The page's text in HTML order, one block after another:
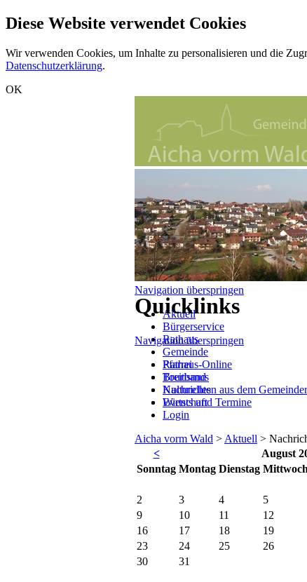
Diese Website verwendet Cookies
Wir verwenden Cookies, um Inhalte zu personalisieren und die
Datenschutzerklärung.
OK
Navigation überspringen
Aktuell
Bürgerservice
Rathaus
Gemeinde
Pfarrei
Tourismus
Kulturelles
Wirtschaft
Aicha vorm Wald > Aktuell >
Quicklinks
Navigation überspringen
Rathaus-Online
Breitband
Nachrichten aus dem
Events und Termine
Login
< August
Sonntag Montag Dienstag Mittwoch
2
3 4 5
9
10 11 12
16
17 18 19
23
24 25 26
30
31